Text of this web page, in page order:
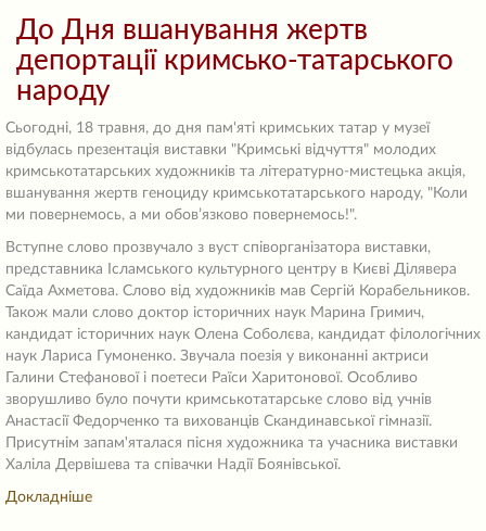
До Дня вшанування жертв
депортації кримсько-татарського
народу
Сьогодні, 18 травня, до дня пам'яті кримських татар у музеї
відбулась презентація виставки "Кримські відчуття" молодих
кримськотатарських художників та літературно-мистецька акція,
вшанування жертв геноциду кримськотатарського народу, "Коли
ми повернемось, а ми обов’язково повернемось!".
Вступне слово прозвучало з вуст співорганізатора виставки,
представника Ісламського культурного центру в Києві Ділявера
Саїда Ахметова. Слово від художників мав Сергій Корабельников.
Також мали слово доктор історичних наук Марина Гримич,
кандидат історичних наук Олена Соболєва, кандидат філологічних
наук Лариса Гумоненко. Звучала поезія у виконанні актриси
Галини Стефанової і поетеси Раїси Харитонової. Особливо
зворушливо було почути кримськотатарське слово від учнів
Анастасії Федорченко та вихованців Скандинавської гімназії.
Присутнім запам'яталася пісня художника та учасника виставки
Халіла Дервішева та співачки Надії Боянівської.
Докладніше